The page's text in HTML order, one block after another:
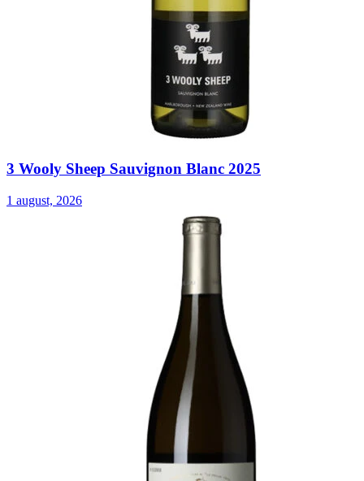
3 Wooly Sheep Sauvignon Blanc 2025
1 august, 2026